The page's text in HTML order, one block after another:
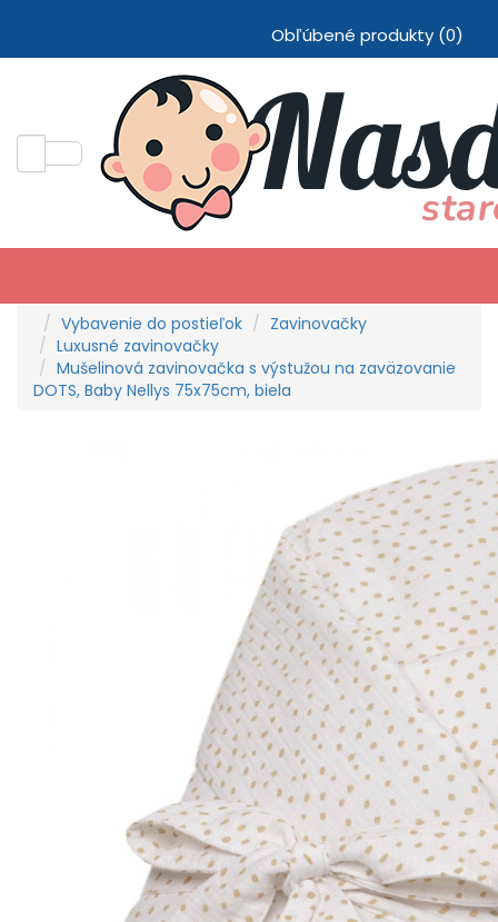
Obľúbené produkty (0)
Vybavenie do postieľok
Zavinovačky
Luxusné zavinovačky
Mušelinová zavinovačka s výstužou na zaväzovanie
DOTS, Baby Nellys 75x75cm, biela